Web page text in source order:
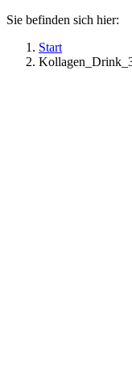
Sie befinden sich hier:
Start